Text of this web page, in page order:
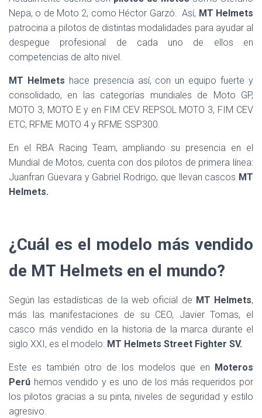
Nepa, o de Moto 2, como Héctor Garzó. Así, MT Helmets
patrocina a pilotos de distintas modalidades para ayudar al
despegue profesional de cada uno de ellos en
competencias de alto nivel.
MT Helmets hace presencia así, con un equipo fuerte y
consolidado, en las categorías mundiales de Moto GP,
MOTO 3, MOTO E y en FIM CEV REPSOL MOTO 3, FIM CEV
ETC, RFME MOTO 4 y RFME SSP300.
En el RBA Racing Team, ampliando su presencia en el
Mundial de Motos, cuenta con dos pilotos de primera línea:
Juanfran Guevara y Gabriel Rodrigo, que llevan cascos MT
Helmets.
¿Cuál es el modelo más vendido
de MT Helmets en el mundo?
Según las estadísticas de la web oficial de MT Helmets,
más las manifestaciones de su CEO, Javier Tomas, el
casco más vendido en la historia de la marca durante el
siglo XXI, es el modelo: MT Helmets Street Fighter SV.
Este es también otro de los modelos que en Moteros
Perú hemos vendido y es uno de los más requeridos por
los pilotos gracias a su pinta, niveles de seguridad y estilo
agresivo.